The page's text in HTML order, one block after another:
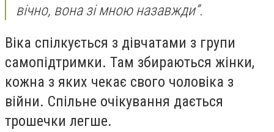
вічно, вона зі мною назавжди”.
Віка спілкується з дівчатами з групи
самопідтримки. Там збираються жінки,
кожна з яких чекає свого чоловіка з
війни. Спільне очікування дається
трошечки легше.